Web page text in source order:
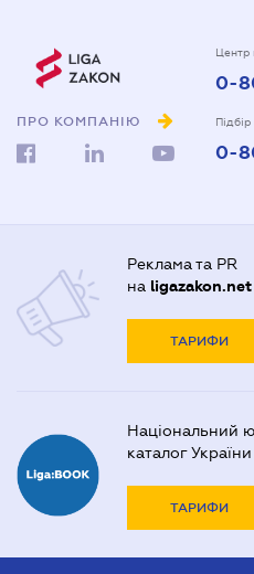
ПРО КОМПАНІЮ
Центр
0-
0-
Реклама та PR
на ligazakon.net
ТАРИФИ
Національний
каталог України
ТАРИФИ